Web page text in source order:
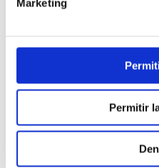
Marketing
Permitir
He leído y acepto la